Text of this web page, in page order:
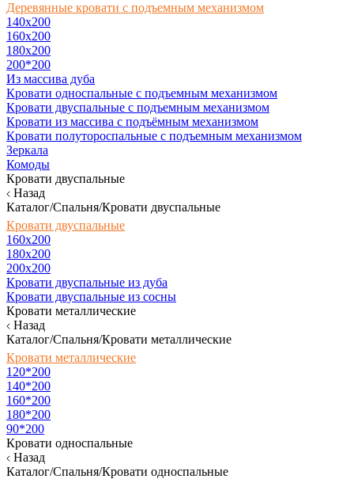
Деревянные кровати с подъемным механизмом
140x200
160х200
180х200
200*200
Из массива дуба
Кровати односпальные с подъемным механизмом
Кровати двуспальные с подъемным механизмом
Кровати из массива с подъёмным механизмом
Кровати полутороспальные с подъемным механизмом
Зеркала
Комоды
Кровати двуспальные
Назад
Каталог/Спальня/Кровати двуспальные
Кровати двуспальные
160х200
180x200
200x200
Кровати двуспальные из дуба
Кровати двуспальные из сосны
Кровати металлические
Назад
Каталог/Спальня/Кровати металлические
Кровати металлические
120*200
140*200
160*200
180*200
90*200
Кровати односпальные
Назад
Каталог/Спальня/Кровати односпальные